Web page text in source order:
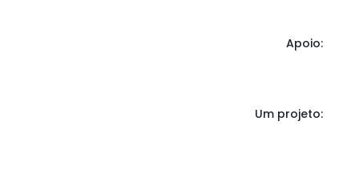
Apoio:
Um projeto: